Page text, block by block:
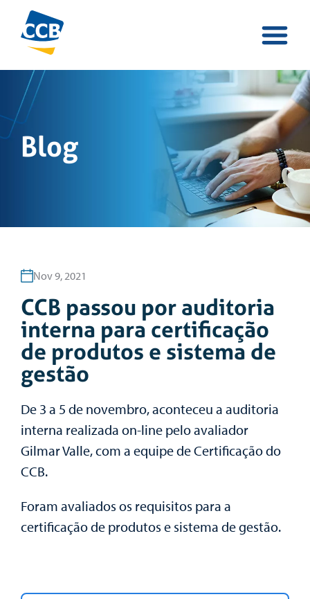
Blog
Nov 9, 2021
CCB passou por auditoria
interna para certificação
de produtos e sistema de
gestão
De 3 a 5 de novembro, aconteceu a auditoria
interna realizada on-line pelo avaliador
Gilmar Valle, com a equipe de Certificação do
CCB.
Foram avaliados os requisitos para a
certificação de produtos e sistema de gestão.